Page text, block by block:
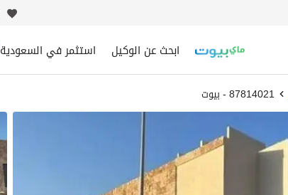
ابحث عن الوكيل استثمر في السعودية
87814021 - بيوت